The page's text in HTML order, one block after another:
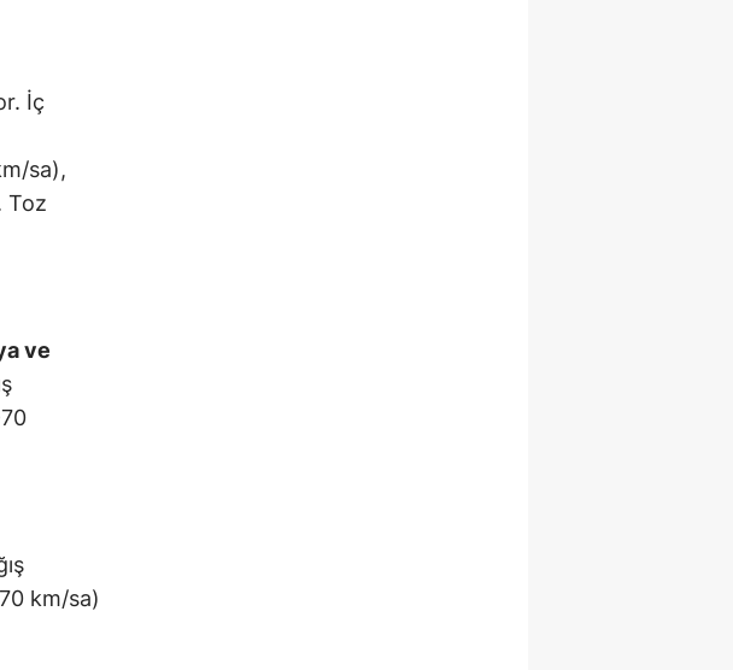
İç
sa),
Toz
ve
km/sa)